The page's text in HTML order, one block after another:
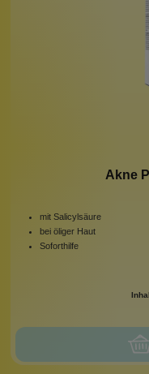
Akne
mit Salicylsäure
bei öliger Haut
Soforthilfe